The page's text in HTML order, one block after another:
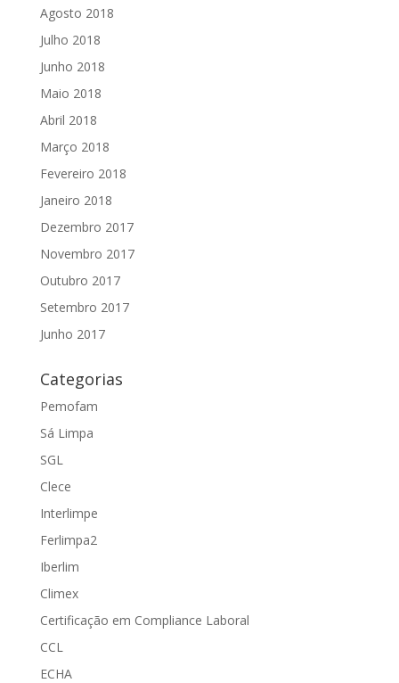
Agosto 2018
Julho 2018
Junho 2018
Maio 2018
Abril 2018
Março 2018
Fevereiro 2018
Janeiro 2018
Dezembro 2017
Novembro 2017
Outubro 2017
Setembro 2017
Junho 2017
Categorias
Pemofam
Sá Limpa
SGL
Clece
Interlimpe
Ferlimpa2
Iberlim
Climex
Certificação em Compliance Laboral
CCL
ECHA